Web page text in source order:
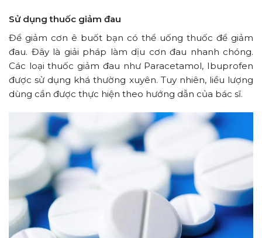
Sử dụng thuốc giảm đau
Để giảm cơn ê buốt bạn có thể uống thuốc để giảm
đau. Đây là giải pháp làm dịu cơn đau nhanh chóng.
Các loại thuốc giảm đau như Paracetamol, Ibuprofen
được sử dụng khá thường xuyên. Tuy nhiên, liều lượng
dùng cần được thực hiện theo hướng dẫn của bác sĩ.